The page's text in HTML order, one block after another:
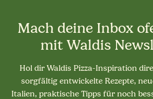
Mach deine Inbox
mit Waldis
Hol dir Waldis Pizza-Inspiration
sorgfältig entwickelte Rezepte,
Italien, praktische Tipps für noch